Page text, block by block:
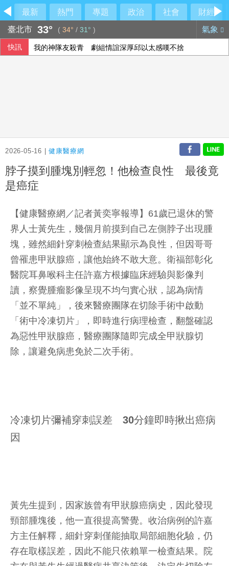
最新 熱門 專題 政治 社會
財經
臺北市 33° ( 34° / 31° ) 氣象
快訊 我的神隊友殺青 劇組情誼深厚邱以太感嘆不捨
2026-05-16 |健康醫療網
脖子摸到腫塊別輕忽！他檢查良性 最後竟
是癌症
【健康醫療網／記者黃奕寧報導】61歲已退休的警
界人士黃先生，幾個月前摸到自己左側脖子出現腫
塊，雖然細針穿刺檢查結果顯示為良性，但因哥哥
曾罹患甲狀腺癌，讓他始終不敢大意。衛福部彰化
醫院耳鼻喉科主任許嘉方根據臨床經驗與影像判
讀，察覺腫瘤影像呈現不均勻實心狀，認為病情
「並不單純」，後來醫療團隊在切除手術中啟動
「術中冷凍切片」，即時進行病理檢查，翻盤確認
為惡性甲狀腺癌，醫療團隊隨即完成全甲狀腺切
除，讓避免病患免於二次手術。
冷凍切片彌補穿刺誤差 30分鐘即時揪出癌病
因
黃先生提到，因家族曾有甲狀腺癌病史，因此發現
頸部腫塊後，他一直很提高警覺。收治病例的許嘉
方主任解釋，細針穿刺僅能抽取局部細胞化驗，仍
存在取樣誤差，因此不能只依賴單一檢查結果。院